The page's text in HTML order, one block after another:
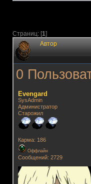
Страниц: [1]
Автор
0
Evengard
SysAdmin
Администратор
Старожил
Карма: 186
Оффлайн
Сообщений: 2729